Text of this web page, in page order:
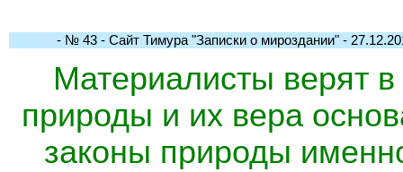
- № 43 - Сайт Тимура "Записки о мироздании" -
Материалисты верят
природы и их вера
законы природы